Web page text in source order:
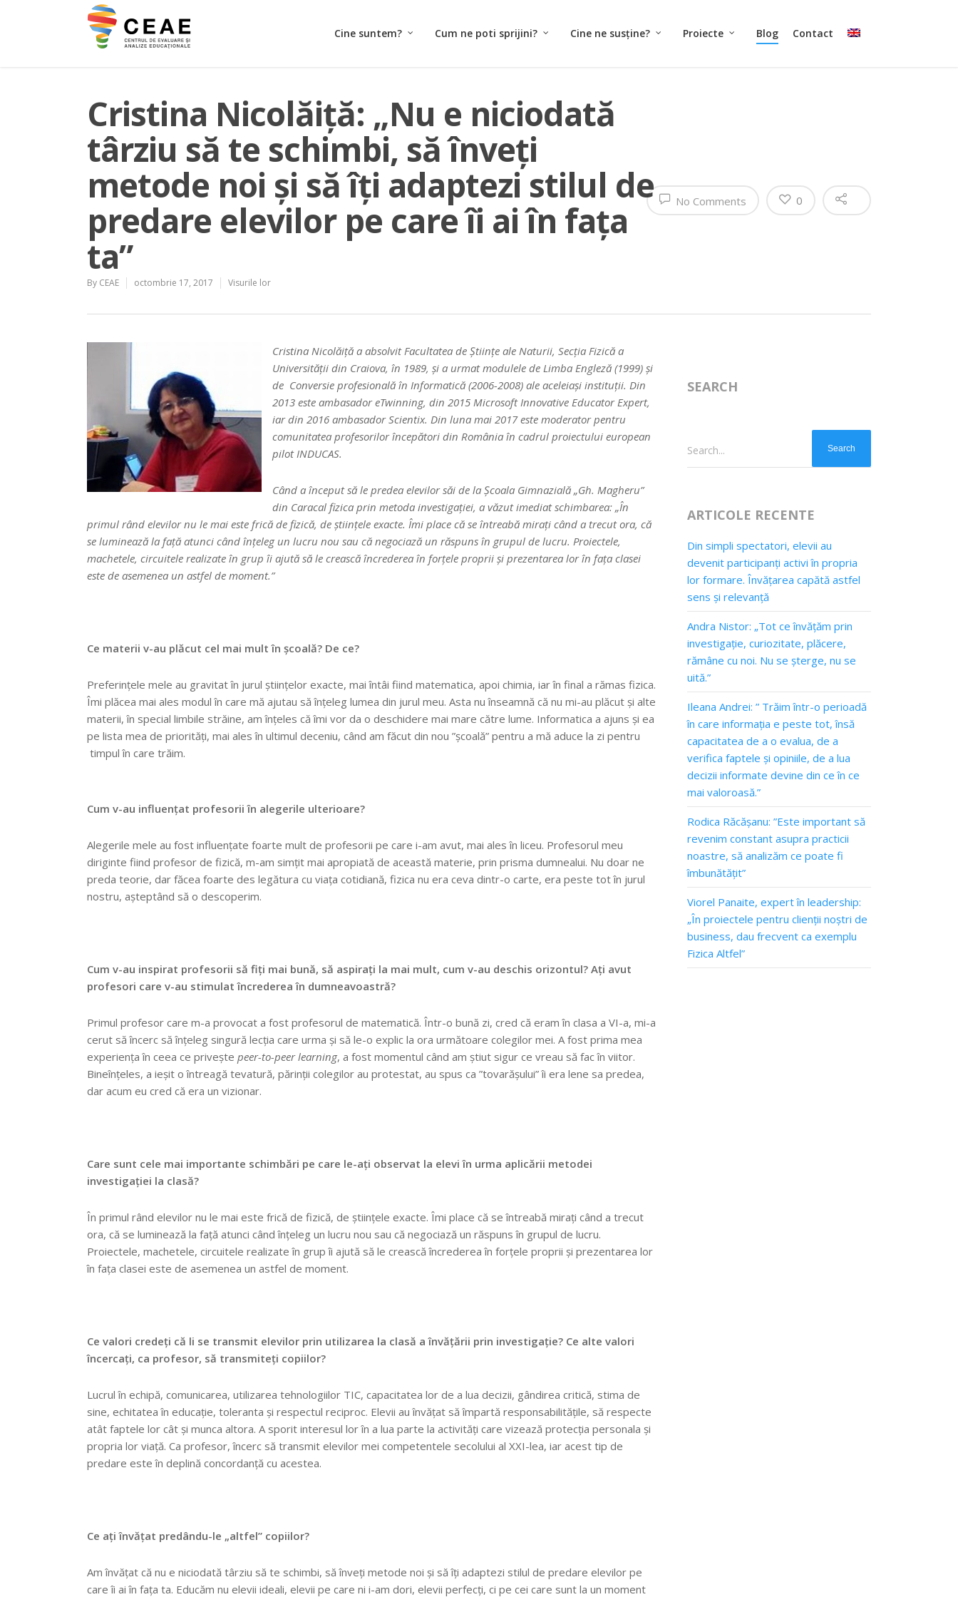
Cine suntem? Cum ne poti sprijini? Cine ne susține? Proiecte Blog Contact
Cristina Nicolăiţă: „Nu e niciodată
târziu să te schimbi, să înveți
metode noi și să îți adaptezi stilul de
predare elevilor pe care îi ai în fața
ta”
By CEAE octombrie 17, 2017 Visurile lor
No Comments 0
Cristina Nicolăiţă a absolvit Facultatea de Ştiinţe ale Naturii, Secţia Fizică a
Universităţii din Craiova, în 1989, și a urmat modulele de Limba Engleză (1999) şi
de Conversie profesională în Informatică (2006-2008) ale aceleiaşi instituţii. Din
2013 este ambasador eTwinning, din 2015 Microsoft Innovative Educator Expert,
iar din 2016 ambasador Scientix. Din luna mai 2017 este moderator pentru
comunitatea profesorilor începători din România în cadrul proiectului european
pilot INDUCAS.
Când a început să le predea elevilor săi de la Școala Gimnazială „Gh. Magheru”
din Caracal fizica prin metoda investigației, a văzut imediat schimbarea: „În
primul rând elevilor nu le mai este frică de fizică, de științele exacte. Îmi place că se întreabă mirați când a trecut ora, că
se luminează la față atunci când înțeleg un lucru nou sau că negociază un răspuns în grupul de lucru. Proiectele,
machetele, circuitele realizate în grup îi ajută să le crească încrederea în forțele proprii și prezentarea lor în fața clasei
este de asemenea un astfel de moment.”
Ce materii v-au plăcut cel mai mult în școală? De ce?
Preferințele mele au gravitat în jurul științelor exacte, mai întâi fiind matematica, apoi chimia, iar în final a rămas fizica.
Îmi plăcea mai ales modul în care mă ajutau să înțeleg lumea din jurul meu. Asta nu înseamnă că nu mi-au plăcut și alte
materii, în special limbile străine, am înțeles că îmi vor da o deschidere mai mare către lume. Informatica a ajuns și ea
pe lista mea de priorități, mai ales în ultimul deceniu, când am făcut din nou ”școală” pentru a mă aduce la zi pentru
timpul în care trăim.
Cum v-au influenţat profesorii în alegerile ulterioare?
Alegerile mele au fost influențate foarte mult de profesorii pe care i-am avut, mai ales în liceu. Profesorul meu
diriginte fiind profesor de fizică, m-am simțit mai apropiată de această materie, prin prisma dumnealui. Nu doar ne
preda teorie, dar făcea foarte des legătura cu viața cotidiană, fizica nu era ceva dintr-o carte, era peste tot în jurul
nostru, așteptând să o descoperim.
Cum v-au inspirat profesorii să fiţi mai bună, să aspiraţi la mai mult, cum v-au deschis orizontul? Aţi avut
profesori care v-au stimulat încrederea în dumneavoastră?
Primul profesor care m-a provocat a fost profesorul de matematică. Într-o bună zi, cred că eram în clasa a VI-a, mi-a
cerut să încerc să înțeleg singură lecția care urma și să le-o explic la ora următoare colegilor mei. A fost prima mea
experiența în ceea ce privește peer-to-peer learning, a fost momentul când am știut sigur ce vreau să fac în viitor.
Bineînțeles, a ieșit o întreagă tevatură, părinții colegilor au protestat, au spus ca ”tovarășului” îi era lene sa predea,
dar acum eu cred că era un vizionar.
Care sunt cele mai importante schimbări pe care le-ați observat la elevi în urma aplicării metodei
investigației la clasă?
În primul rând elevilor nu le mai este frică de fizică, de științele exacte. Îmi place că se întreabă mirați când a trecut
ora, că se luminează la față atunci când înțeleg un lucru nou sau că negociază un răspuns în grupul de lucru.
Proiectele, machetele, circuitele realizate în grup îi ajută să le crească încrederea în forțele proprii și prezentarea lor
în fața clasei este de asemenea un astfel de moment.
Ce valori credeți că li se transmit elevilor prin utilizarea la clasă a învățării prin investigație? Ce alte valori
încercaţi, ca profesor, să transmiteți copiilor?
Lucrul în echipă, comunicarea, utilizarea tehnologiilor TIC, capacitatea lor de a lua decizii, gândirea critică, stima de
sine, echitatea în educație, toleranta și respectul reciproc. Elevii au învățat să împartă responsabilitățile, să respecte
atât faptele lor cât și munca altora. A sporit interesul lor în a lua parte la activități care vizează protecția personala și
propria lor viață. Ca profesor, încerc să transmit elevilor mei competentele secolului al XXI-lea, iar acest tip de
predare este în deplină concordanță cu acestea.
Ce ați învățat predându-le „altfel” copiilor?
Am învățat că nu e niciodată târziu să te schimbi, să înveți metode noi și să îți adaptezi stilul de predare elevilor pe
care îi ai în fața ta. Educăm nu elevii ideali, elevii pe care ni i-am dori, elevii perfecți, ci pe cei care sunt la un moment
SEARCH
Search...
ARTICOLE RECENTE
Din simpli spectatori, elevii au
devenit participanți activi în propria
lor formare. Învățarea capătă astfel
sens și relevanță
Andra Nistor: „Tot ce învățăm prin
investigație, curiozitate, plăcere,
rămâne cu noi. Nu se șterge, nu se
uită.”
Ileana Andrei: ” Trăim într-o perioadă
în care informația e peste tot, însă
capacitatea de a o evalua, de a
verifica faptele și opiniile, de a lua
decizii informate devine din ce în ce
mai valoroasă.”
Rodica Răcășanu: ”Este important să
revenim constant asupra practicii
noastre, să analizăm ce poate fi
îmbunătățit”
Viorel Panaite, expert în leadership:
„În proiectele pentru clienții noștri de
business, dau frecvent ca exemplu
Fizica Altfel”